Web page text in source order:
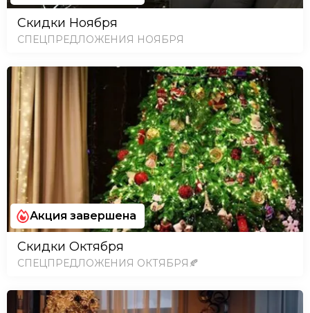
Скидки Ноября
СПЕЦПРЕДЛОЖЕНИЯ НОЯБРЯ
Акция завершена
Скидки Октября
СПЕЦПРЕДЛОЖЕНИЯ ОКТЯБРЯ🍂